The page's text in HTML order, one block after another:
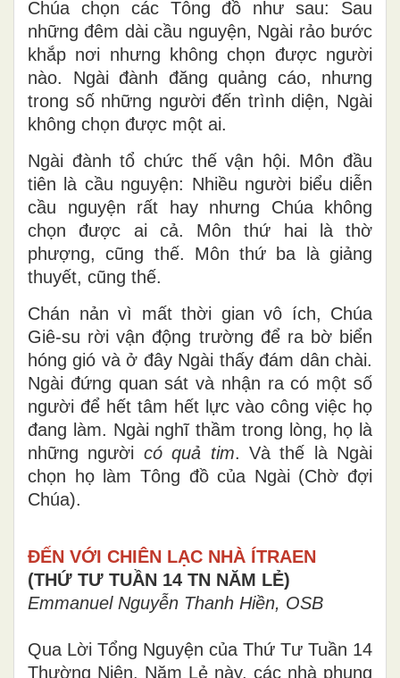
Chúa chọn các Tông đồ như sau: Sau
những đêm dài cầu nguyện, Ngài rảo bước
khắp nơi nhưng không chọn được người
nào. Ngài đành đăng quảng cáo, nhưng
trong số những người đến trình diện, Ngài
không chọn được một ai.
Ngài đành tổ chức thế vận hội. Môn đầu
tiên là cầu nguyện: Nhiều người biểu diễn
cầu nguyện rất hay nhưng Chúa không
chọn được ai cả. Môn thứ hai là thờ
phượng, cũng thế. Môn thứ ba là giảng
thuyết, cũng thế.
Chán nản vì mất thời gian vô ích, Chúa
Giê-su rời vận động trường để ra bờ biển
hóng gió và ở đây Ngài thấy đám dân chài.
Ngài đứng quan sát và nhận ra có một số
người để hết tâm hết lực vào công việc họ
đang làm. Ngài nghĩ thầm trong lòng, họ là
những người có quả tim. Và thế là Ngài
chọn họ làm Tông đồ của Ngài (Chờ đợi
Chúa).
ĐẾN VỚI CHIÊN LẠC NHÀ ÍTRAEN
(THỨ TƯ TUẦN 14 TN NĂM LẺ)
Emmanuel Nguyễn Thanh Hiền, OSB
Qua Lời Tổng Nguyện của Thứ Tư Tuần 14
Thường Niên, Năm Lẻ này, các nhà phụng